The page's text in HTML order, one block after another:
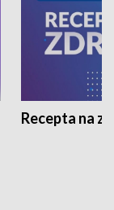
Recepta na